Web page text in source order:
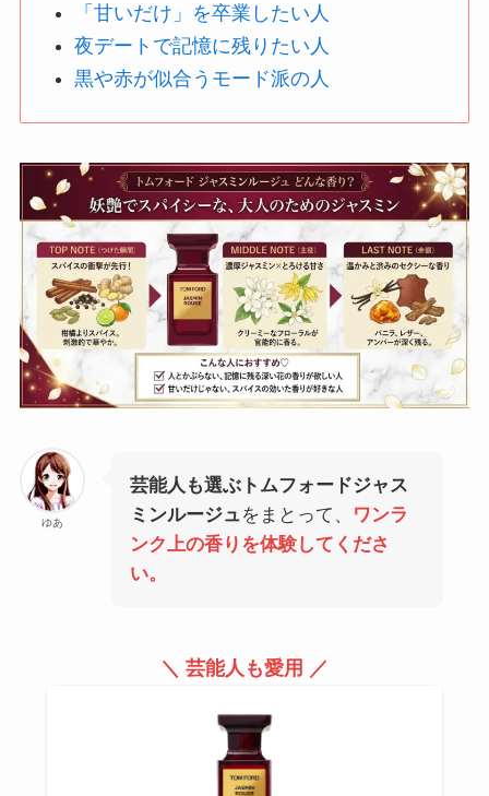
「甘いだけ」を卒業したい人
夜デートで記憶に残りたい人
黒や赤が似合うモード派の人
ゆあ
芸能人も選ぶトムフォードジャス
ミンルージュをまとって、
ワンラ
ンク上の香りを体験してくださ
い。
＼ 芸能人も愛用 ／